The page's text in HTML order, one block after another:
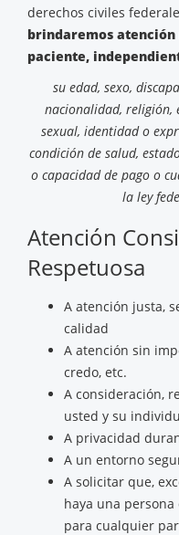
derechos civiles
brindaremos
paciente,
su edad, sexo,
nacionalidad, religión,
sexual, identidad o
condición de salud,
o capacidad de pago o
la ley
Atención
Respetuosa
A atención justa,
calidad
A atención sin
credo, etc.
A consideración,
usted y su
A privacidad
A un entorno
A solicitar que,
haya una
para cualquier